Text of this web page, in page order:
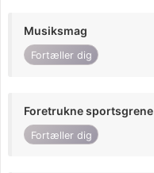
Musiksmag
Fortæller dig
Foretrukne sportsgrene
Fortæller dig